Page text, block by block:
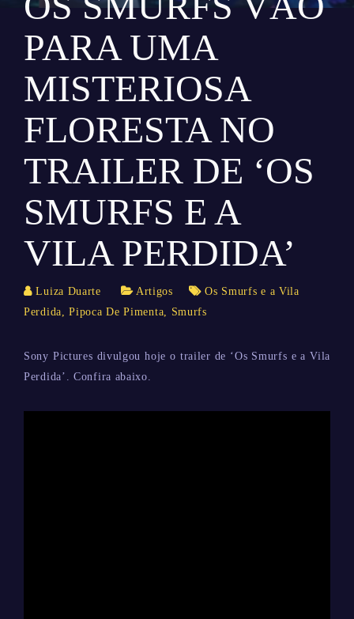
PARA UMA
MISTERIOSA
FLORESTA NO
TRAILER DE ‘OS
SMURFS E A
VILA PERDIDA’
Luiza Duarte Artigos
Os Smurfs e a Vila
Perdida,Pipoca De Pimenta, Smurfs
Sony Pictures divulgou hoje o trailer de ‘Os Smurfs e a Vila
Perdida’. Confira abaixo.